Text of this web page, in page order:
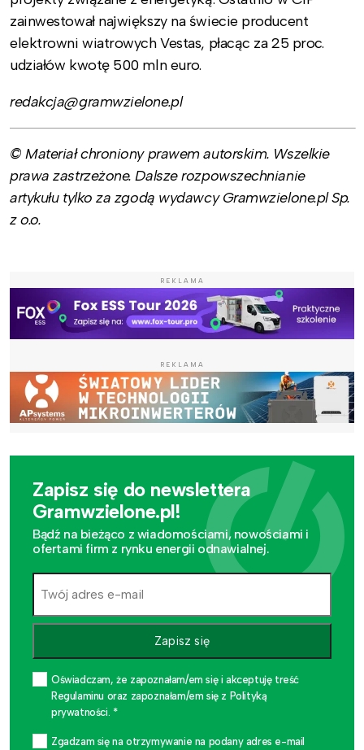
zainwestował największy na świecie producent
elektrowni wiatrowych Vestas, płacąc za 25 proc.
udziałów kwotę 500 mln euro.
redakcja@gramwzielone.pl
© Materiał chroniony prawem autorskim. Wszelkie
prawa zastrzeżone. Dalsze rozpowszechnianie
artykułu tylko za zgodą wydawcy Gramwzielone.pl Sp.
z o.o.
REKLAMA
REKLAMA
Zapisz się do newslettera
Gramwzielone.pl!
Bądź na bieżąco z wiadomościami, nowościami i
ofertami firm z rynku energii odnawialnej.
Zapisz się
Oświadczam, że zapoznałam/em się i akceptuję treść
Regulaminu oraz zapoznałam/em się z Polityką
prywatności. *
Zgadzam się na otrzymywanie na podany adres e-mail